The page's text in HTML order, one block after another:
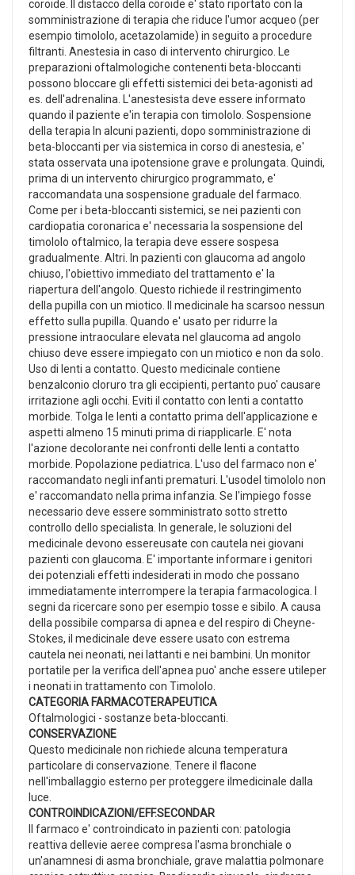
coroide. Il distacco della coroide e' stato riportato con la
somministrazione di terapia che riduce l'umor acqueo (per
esempio timololo, acetazolamide) in seguito a procedure
filtranti. Anestesia in caso di intervento chirurgico. Le
preparazioni oftalmologiche contenenti beta-bloccanti
possono bloccare gli effetti sistemici dei beta-agonisti ad
es. dell'adrenalina. L'anestesista deve essere informato
quando il paziente e'in terapia con timololo. Sospensione
della terapia In alcuni pazienti, dopo somministrazione di
beta-bloccanti per via sistemica in corso di anestesia, e'
stata osservata una ipotensione grave e prolungata. Quindi,
prima di un intervento chirurgico programmato, e'
raccomandata una sospensione graduale del farmaco.
Come per i beta-bloccanti sistemici, se nei pazienti con
cardiopatia coronarica e' necessaria la sospensione del
timololo oftalmico, la terapia deve essere sospesa
gradualmente. Altri. In pazienti con glaucoma ad angolo
chiuso, l'obiettivo immediato del trattamento e' la
riapertura dell'angolo. Questo richiede il restringimento
della pupilla con un miotico. Il medicinale ha scarsoo nessun
effetto sulla pupilla. Quando e' usato per ridurre la
pressione intraoculare elevata nel glaucoma ad angolo
chiuso deve essere impiegato con un miotico e non da solo.
Uso di lenti a contatto. Questo medicinale contiene
benzalconio cloruro tra gli eccipienti, pertanto puo' causare
irritazione agli occhi. Eviti il contatto con lenti a contatto
morbide. Tolga le lenti a contatto prima dell'applicazione e
aspetti almeno 15 minuti prima di riapplicarle. E' nota
l'azione decolorante nei confronti delle lenti a contatto
morbide. Popolazione pediatrica. L'uso del farmaco non e'
raccomandato negli infanti prematuri. L'usodel timololo non
e' raccomandato nella prima infanzia. Se l'impiego fosse
necessario deve essere somministrato sotto stretto
controllo dello specialista. In generale, le soluzioni del
medicinale devono essereusate con cautela nei giovani
pazienti con glaucoma. E' importante informare i genitori
dei potenziali effetti indesiderati in modo che possano
immediatamente interrompere la terapia farmacologica. I
segni da ricercare sono per esempio tosse e sibilo. A causa
della possibile comparsa di apnea e del respiro di Cheyne-
Stokes, il medicinale deve essere usato con estrema
cautela nei neonati, nei lattanti e nei bambini. Un monitor
portatile per la verifica dell'apnea puo' anche essere utileper
i neonati in trattamento con Timololo.
CATEGORIA FARMACOTERAPEUTICA
Oftalmologici - sostanze beta-bloccanti.
CONSERVAZIONE
Questo medicinale non richiede alcuna temperatura
particolare di conservazione. Tenere il flacone
nell'imballaggio esterno per proteggere ilmedicinale dalla
luce.
CONTROINDICAZIONI/EFF.SECONDAR
Il farmaco e' controindicato in pazienti con: patologia
reattiva dellevie aeree compresa l'asma bronchiale o
un'anamnesi di asma bronchiale, grave malattia polmonare